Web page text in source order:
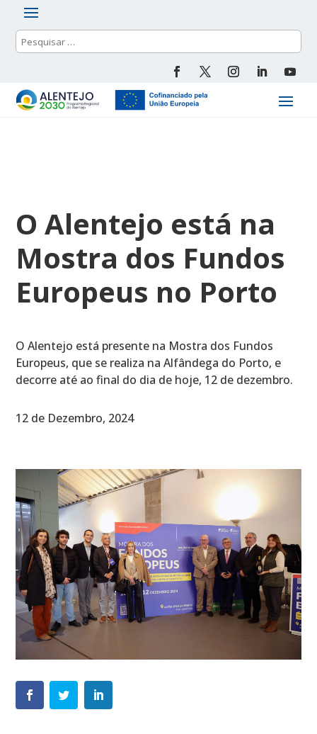
O Alentejo está na
Mostra dos Fundos
Europeus no Porto
O Alentejo está presente na Mostra dos Fundos
Europeus, que se realiza na Alfândega do Porto, e
decorre até ao final do dia de hoje, 12 de dezembro.
12 de Dezembro, 2024